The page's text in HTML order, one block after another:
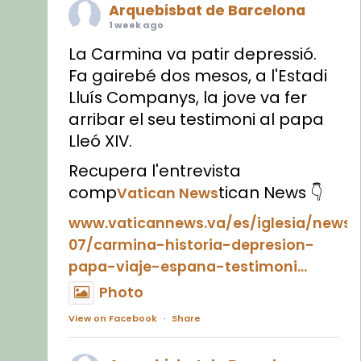
Arquebisbat de Barcelona
1 week ago
La Carmina va patir depressió.
Fa gairebé dos mesos, a l'Estadi
Lluís Companys, la jove va fer
arribar el seu testimoni al papa
Lleó XIV.
Recupera l'entrevista
compVatican Newstican News 👇
www.vaticannews.va/es/iglesia/news/
07/carmina-historia-depresion-
papa-viaje-espana-testimoni...
Photo
View on Facebook · Share